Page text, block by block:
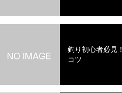
釣り初心者必見
コツ